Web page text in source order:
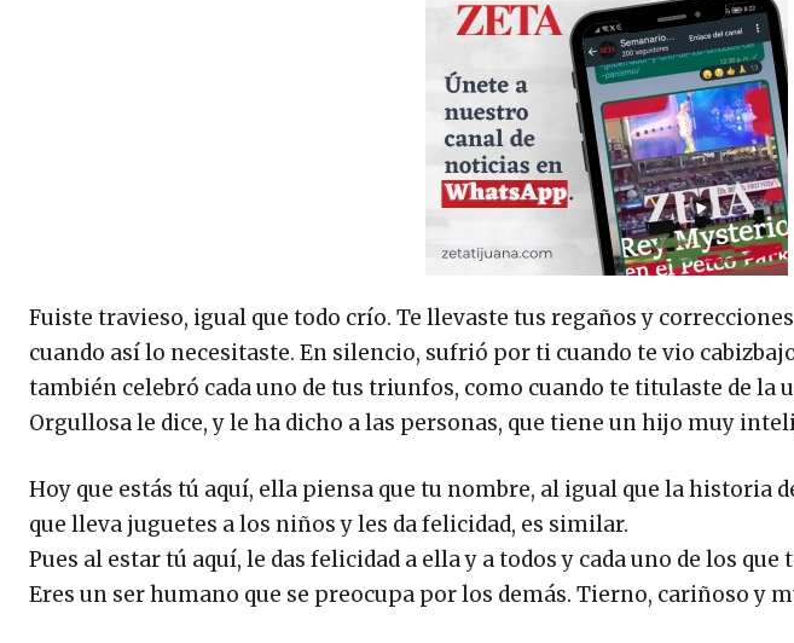
Fuiste travieso, igual que todo crío. Te llevaste tus regaños y
cuando así lo necesitaste. En silencio, sufrió por ti cuando te vio
también celebró cada uno de tus triunfos, como cuando te titulaste de la
Orgullosa le dice, y le ha dicho a las personas, que tiene un hijo muy
Hoy que estás tú aquí, ella piensa que tu nombre, al igual que la historia
que lleva juguetes a los niños y les da felicidad, es similar.
Pues al estar tú aquí, le das felicidad a ella y a todos y cada uno de los que
Eres un ser humano que se preocupa por los demás. Tierno, cariñoso y